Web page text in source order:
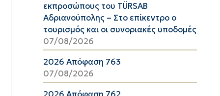
εκπροσώπους του TÜRSAB
Αδριανούπολης – Στο επίκεντρο ο
τουρισμός και οι συνοριακές υποδομές
07/08/2026
2026 Απόφαση 763
07/08/2026